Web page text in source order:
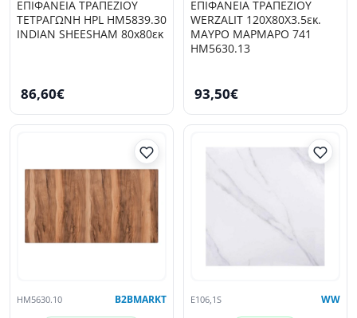
ΕΠΙΦΑΝΕΙΑ ΤΡΑΠΕΖΙΟΥ
ΤΕΤΡΑΓΩΝΗ HPL HM5839.30
INDIAN SHEΕSHAM 80x80εκ
86,60€
ΕΠΙΦΑΝΕΙΑ ΤΡΑΠΕΖΙΟΥ
WERZALIT 120Χ80Χ3.5εκ.
ΜΑΥΡΟ ΜΑΡΜΑΡΟ 741
HM5630.13
93,50€
HM5630.10 B2BMARKT E106,1S WW